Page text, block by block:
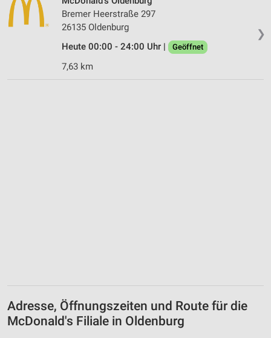
❯
Bremer Heerstraße 297
26135 Oldenburg
Heute 00:00 - 24:00 Uhr |
Geöffnet
7,63 km
Adresse, Öffnungszeiten und Route für die
McDonald's Filiale in Oldenburg